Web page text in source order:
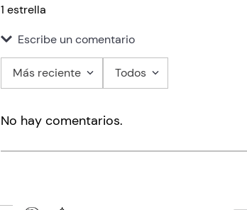
1 estrella
Escribe un comentario
Título
Más reciente Todos
No hay comentarios.